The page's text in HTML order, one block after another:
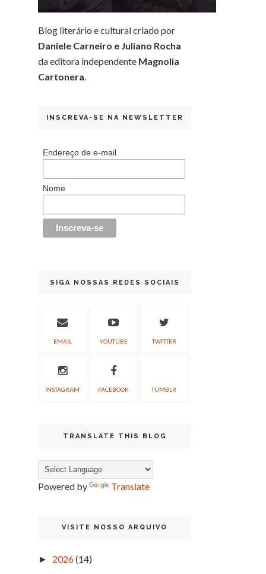
Blog literário e cultural criado por
Daniele Carneiro e Juliano Rocha
da editora independente Magnolia
Cartonera.
INSCREVA-SE NA NEWSLETTER
Endereço de e-mail
Nome
SIGA NOSSAS REDES SOCIAIS
EMAIL YOUTUBE TWITTER
INSTAGRAM FACEBOOK TUMBLR
TRANSLATE THIS BLOG
Powered by Translate
VISITE NOSSO ARQUIVO
► 2026(14)